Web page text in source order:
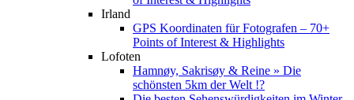
Irland
GPS Koordinaten für Fotografen – 70+
Points of Interest & Highlights
Lofoten
Hamnøy, Sakrisøy & Reine » Die
schönsten 5km der Welt !?